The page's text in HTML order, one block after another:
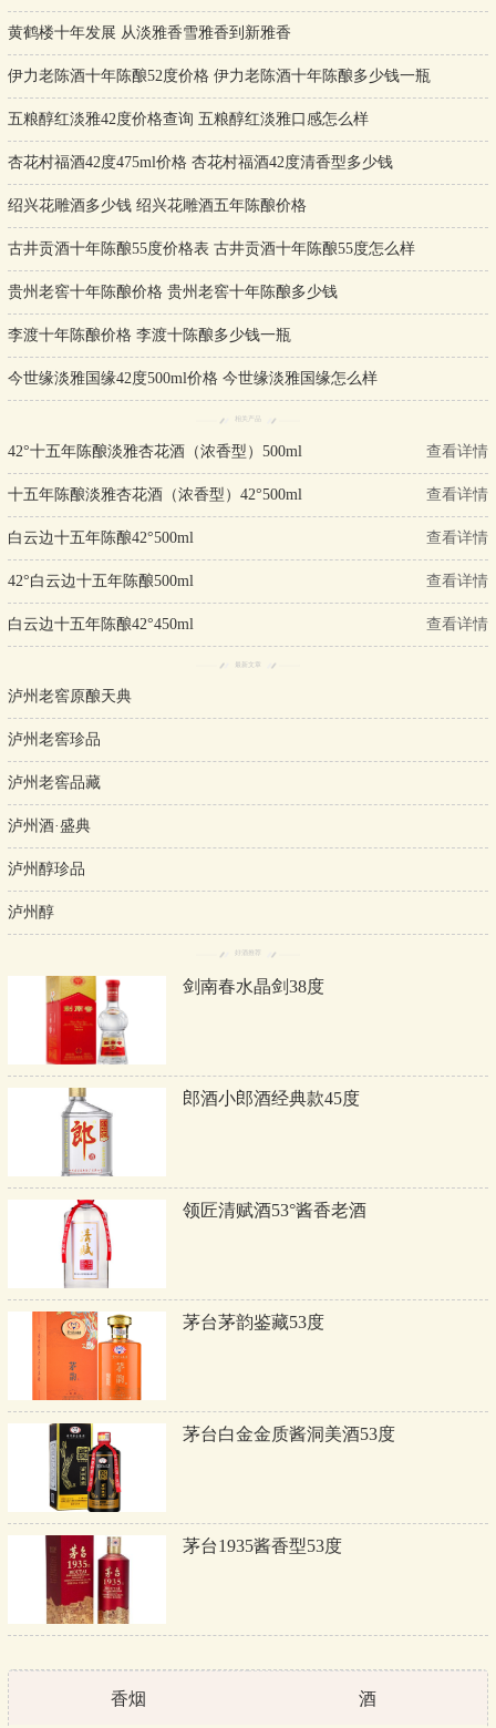
黄鹤楼十年发展 从淡雅香雪雅香到新雅香
伊力老陈酒十年陈酿52度价格 伊力老陈酒十年陈酿多少钱一瓶
五粮醇红淡雅42度价格查询 五粮醇红淡雅口感怎么样
杏花村福酒42度475ml价格 杏花村福酒42度清香型多少钱
绍兴花雕酒多少钱 绍兴花雕酒五年陈酿价格
古井贡酒十年陈酿55度价格表 古井贡酒十年陈酿55度怎么样
贵州老窖十年陈酿价格 贵州老窖十年陈酿多少钱
李渡十年陈酿价格 李渡十陈酿多少钱一瓶
今世缘淡雅国缘42度500ml价格 今世缘淡雅国缘怎么样
相关产品
42°十五年陈酿淡雅杏花酒（浓香型）500ml 查看详情
十五年陈酿淡雅杏花酒（浓香型）42°500ml 查看详情
白云边十五年陈酿42°500ml 查看详情
42°白云边十五年陈酿500ml 查看详情
白云边十五年陈酿42°450ml 查看详情
最新文章
泸州老窖原酿天典
泸州老窖珍品
泸州老窖品藏
泸州酒·盛典
泸州醇珍品
泸州醇
好酒推荐
剑南春水晶剑38度
郎酒小郎酒经典款45度
领匠清赋酒53°酱香老酒
茅台茅韵鉴藏53度
茅台白金金质酱洞美酒53度
茅台1935酱香型53度
香烟 酒